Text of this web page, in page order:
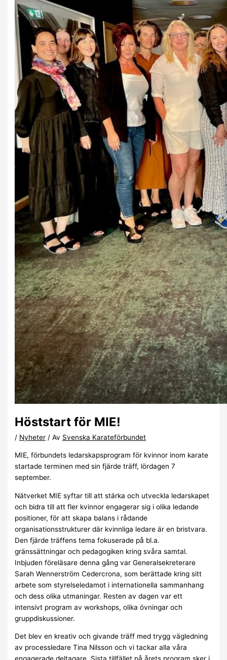
Höststart för MIE!
/ Nyheter / Av Svenska Karateförbundet
MIE, förbundets ledarskapsprogram för kvinnor inom karate
startade terminen med sin fjärde träff, lördagen 7
september.
Nätverket MIE syftar till att stärka och utveckla ledarskapet
och bidra till att fler kvinnor engagerar sig i olika ledande
positioner, för att skapa balans i rådande
organisationsstrukturer där kvinnliga ledare är en bristvara.
Den fjärde träffens tema fokuserade på bl.a.
gränssättningar och pedagogiken kring svåra samtal.
Inbjuden föreläsare denna gång var Generalsekreterare
Sarah Wennerström Cedercrona, som berättade kring sitt
arbete som styrelseledamot i internationella sammanhang
och dess olika utmaningar. Resten av dagen var ett
intensivt program av workshops, olika övningar och
gruppdiskussioner.
Det blev en kreativ och givande träff med trygg vägledning
av processledare Tina Nilsson och vi tackar alla våra